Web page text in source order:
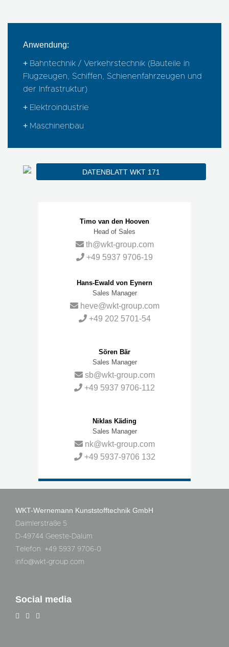
Anwendung:
+ Bahntechnik / Verkehrstechnik (Bauteile in
Flugzeugen, Schiffen, Schienenfahrzeugen und
der Infrastruktur)
+ Elektroindustrie
+ Maschinenbau
DATENBLATT WKT 171
Ansprechpartner
Timo van den Hooven
Head of Sales
th@wkt-group.com
+49 5937 9706-19
Hans-Ewald von Eynern
Sales Manager
heve@wkt-group.com
+49 202 5701-54
Sören Bär
Sales Manager
sb@wkt-group.com
+49 5937 9706-112
Niklas Käding
Sales Manager
nk@wkt-group.com
+49 5937-9706 132
WKT-Wernemann Kunststofftechnik GmbH
Daimlerstraße 5
D-49744 Geeste-Dalum
Telefon: +49 5937 9706-0
info@wkt-group.com
Social media